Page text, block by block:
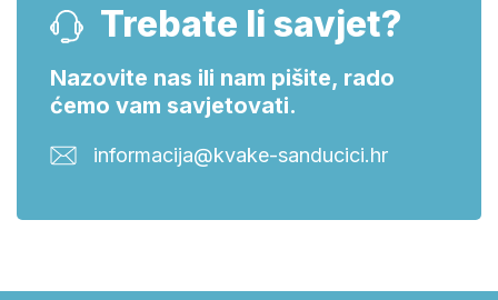
Trebate li savjet?
Nazovite nas ili nam pišite, rado
ćemo vam savjetovati.
informacija@kvake-sanducici.hr